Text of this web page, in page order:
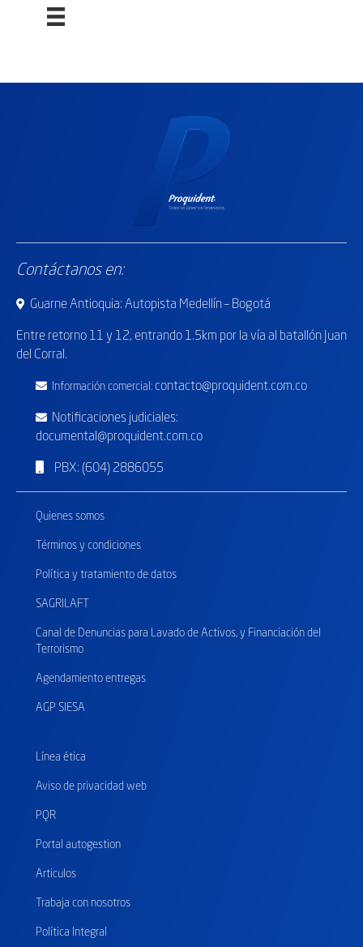
Contáctanos en:
Guarne Antioquia: Autopista Medellín – Bogotá
Entre retorno 11 y 12, entrando 1.5km por la vía al batallón Juan
del Corral.
Información comercial: contacto@proquident.com.co
Notificaciones judiciales:
documental@proquident.com.co
PBX: (604) 2886055
Quienes somos
Términos y condiciones
Política y tratamiento de datos
SAGRILAFT
Canal de Denuncias para Lavado de Activos, y Financiación del
Terrorismo
Agendamiento entregas
AGP SIESA
Línea ética
Aviso de privacidad web
PQR
Portal autogestion
Articulos
Trabaja con nosotros
Política Integral